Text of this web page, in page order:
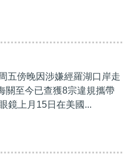
五傍晚因涉嫌經羅湖口岸走
關至今已查獲8宗違規攜帶
鏡上月15日在美國...